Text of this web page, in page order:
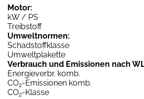
Motor:
kW / PS
Treibstoff
Umweltnormen:
Schadstoffklasse
Umweltplakette
Verbrauch und Emissionen nach
Energieverbr. komb.
CO2-Emissionen komb.
CO2-Klasse